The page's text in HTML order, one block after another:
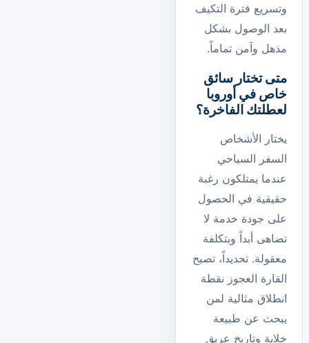
وتسريع فترة التكيف
بعد الوصول بشكل
مذهل وآمن تماماً.
متى تختار سائق
خاص في أوروبا
لعطلتك الفاخرة؟
يختار الأشخاص
السفر السياحي
عندما يمتلكون رغبة
حقيقية في الحصول
على جودة خدمة لا
تضاهى أبداً وبتكلفة
معقولة. تحديداً، تصبح
القارة العجوز نقطة
انطلاق مثالية لمن
يبحث عن طبيعة
خلابة وتاريخ عريق